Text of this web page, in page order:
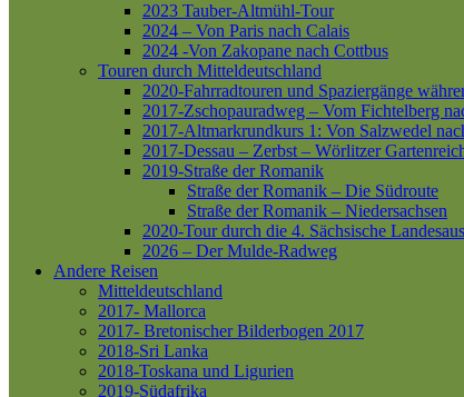
2023 Tauber-Altmühl-Tour
2024 – Von Paris nach Calais
2024 -Von Zakopane nach Cottbus
Touren durch Mitteldeutschland
2020-Fahrradtouren und Spaziergänge
2017-Zschopauradweg – Vom Fichtelberg
2017-Altmarkrundkurs 1: Von Salzwedel
2017-Dessau – Zerbst – Wörlitzer
2019-Straße der Romanik
Straße der Romanik – Die Südroute
Straße der Romanik – Niedersachsen
2020-Tour durch die 4. Sächsische
2026 – Der Mulde-Radweg
Andere Reisen
Mitteldeutschland
2017- Mallorca
2017- Bretonischer Bilderbogen 2017
2018-Sri Lanka
2018-Toskana und Ligurien
2019-Südafrika